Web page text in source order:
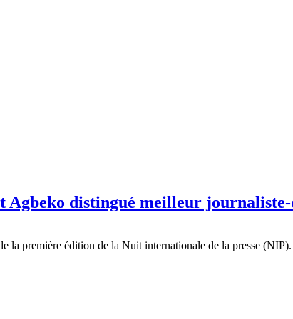
Agbeko distingué meilleur
la première édition de la Nuit internationale de la presse